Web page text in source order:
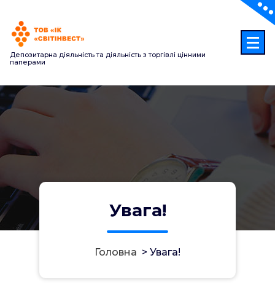
контенту
Депозитарна діяльність та діяльність з торгівлі цінними
паперами
Увага!
Головна > Увага!